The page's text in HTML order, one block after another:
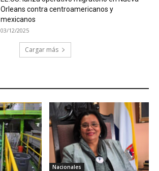
Orleans contra centroamericanos y
mexicanos
03/12/2025
Cargar más
Nacionales